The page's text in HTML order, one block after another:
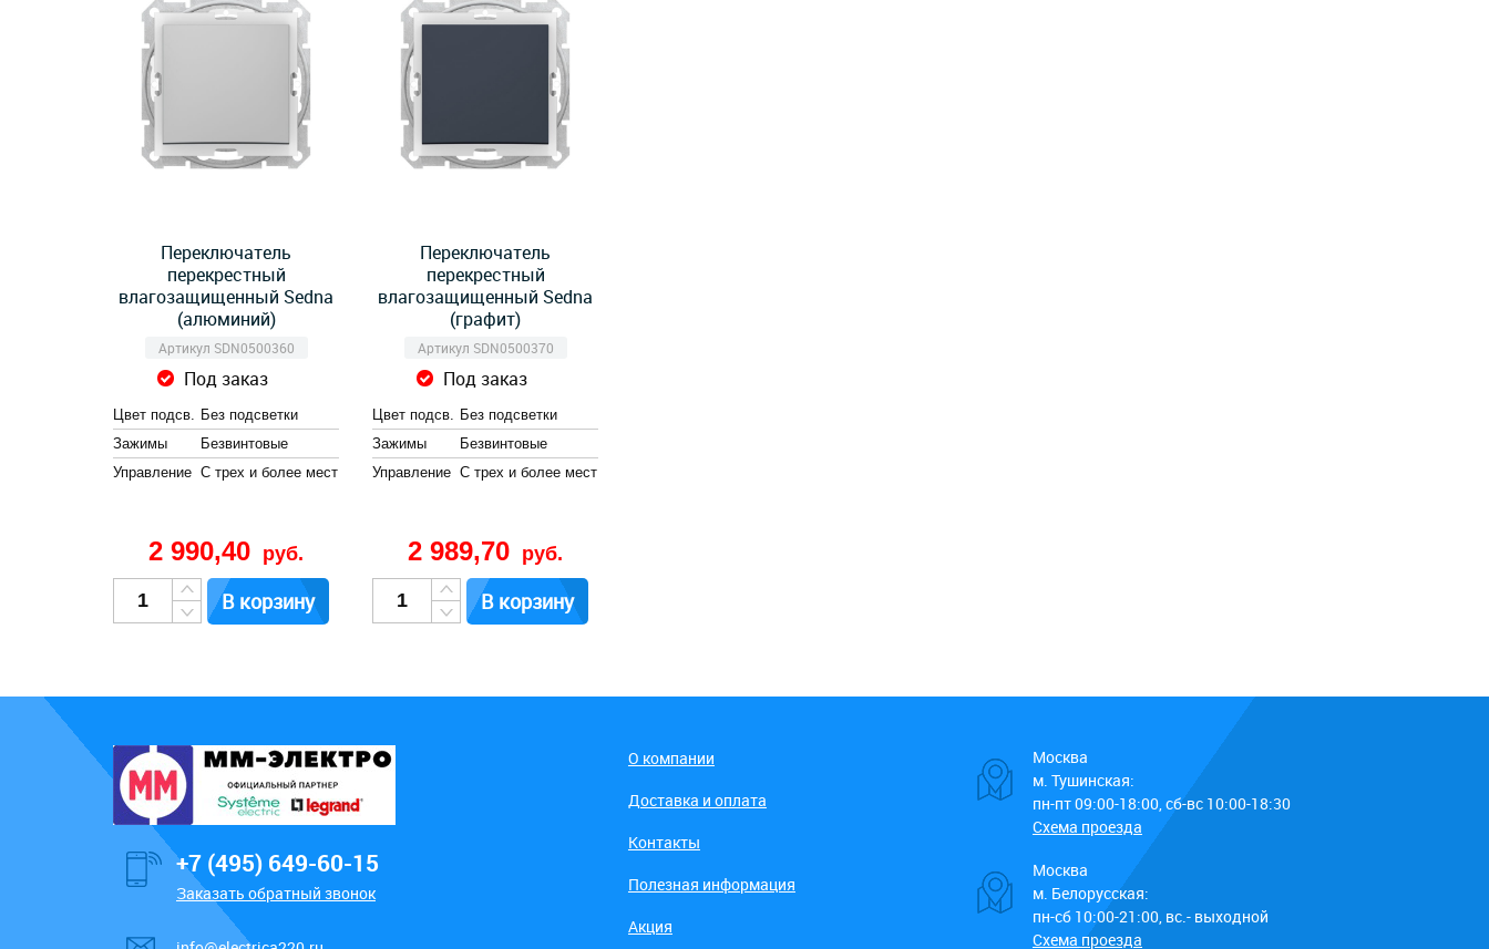
Переключатель
перекрестный
влагозащищенный Sedna
(алюминий)
Артикул SDN0500360
Под заказ
Цвет подсв. Без подсветки
Зажимы
Безвинтовые
Управление С трех и более мест
2 990,40 руб.
В корзину
Переключатель
перекрестный
влагозащищенный Sedna
(графит)
Артикул SDN0500370
Под заказ
Цвет подсв. Без подсветки
Зажимы
Безвинтовые
Управление С трех и более мест
2 989,70 руб.
В корзину
+7 (495) 649-60-15
Заказать обратный звонок
О компании
Доставка и оплата
Контакты
Полезная информация
Акция
Москва
м. Тушинская:
пн-пт 09:00-18:00, сб-вс 10:00-18:30
Схема проезда
Москва
м. Белорусская:
пн-сб 10:00-21:00, вс.- выходной
Схема проезда